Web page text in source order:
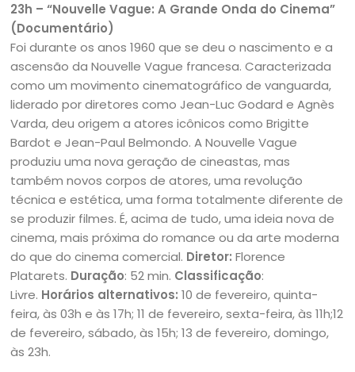
23h – “Nouvelle Vague: A Grande Onda do Cinema”
(Documentário)
Foi durante os anos 1960 que se deu o nascimento e a
ascensão da Nouvelle Vague francesa. Caracterizada
como um movimento cinematográfico de vanguarda,
liderado por diretores como Jean-Luc Godard e Agnès
Varda, deu origem a atores icônicos como Brigitte
Bardot e Jean-Paul Belmondo. A Nouvelle Vague
produziu uma nova geração de cineastas, mas
também novos corpos de atores, uma revolução
técnica e estética, uma forma totalmente diferente de
se produzir filmes. É, acima de tudo, uma ideia nova de
cinema, mais próxima do romance ou da arte moderna
do que do cinema comercial. Diretor: Florence
Platarets. Duração: 52 min. Classificação:
Livre. Horários alternativos: 10 de fevereiro, quinta-
feira, às 03h e às 17h; 11 de fevereiro, sexta-feira, às 11h;12
de fevereiro, sábado, às 15h; 13 de fevereiro, domingo,
às 23h.